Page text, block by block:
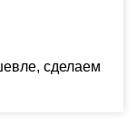
сделаем